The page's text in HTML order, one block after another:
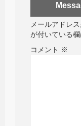
メールアドレ
が付いている
コメント ※